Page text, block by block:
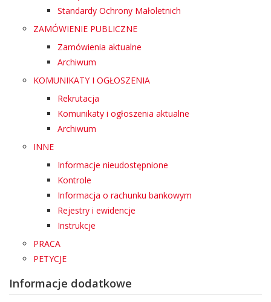
Standardy Ochrony Małoletnich
ZAMÓWIENIE PUBLICZNE
Zamówienia aktualne
Archiwum
KOMUNIKATY I OGŁOSZENIA
Rekrutacja
Komunikaty i ogłoszenia aktualne
Archiwum
INNE
Informacje nieudostępnione
Kontrole
Informacja o rachunku bankowym
Rejestry i ewidencje
Instrukcje
PRACA
PETYCJE
Informacje dodatkowe